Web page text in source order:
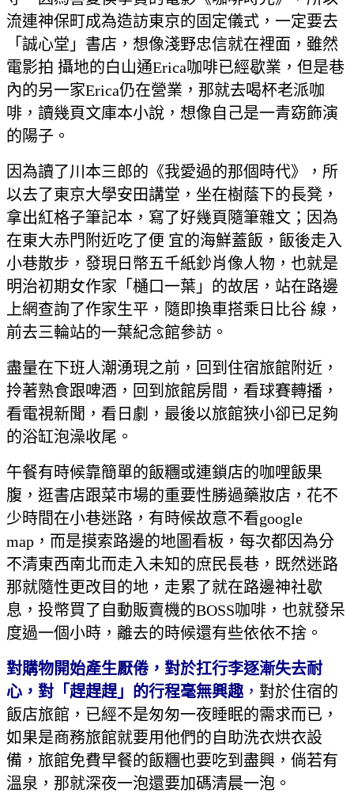
流連神保町成為造訪東京的固定儀式，一定要去
「誠心堂」書店，想像淺野忠信就在裡面，雖然
電影拍 攝地的白山通Erica咖啡已經歇業，但是巷
內的另一家Erica仍在營業，那就去喝杯老派咖
啡，讀幾頁文庫本小說，想像自己是一青窈飾演
的陽子。
因為讀了川本三郎的《我愛過的那個時代》，所
以去了東京大學安田講堂，坐在樹蔭下的長凳，
拿出紅格子筆記本，寫了好幾頁隨筆雜文；因為
在東大赤門附近吃了便 宜的海鮮蓋飯，飯後走入
小巷散步，發現日幣五千紙鈔肖像人物，也就是
明治初期女作家「樋口一葉」的故居，站在路邊
上網查詢了作家生平，隨即換車搭乘日比谷 線，
前去三輪站的一葉紀念館參訪。
盡量在下班人潮湧現之前，回到住宿旅館附近，
拎著熟食跟啤酒，回到旅館房間，看球賽轉播，
看電視新聞，看日劇，最後以旅館狹小卻已足夠
的浴缸泡澡收尾。
午餐有時候靠簡單的飯糰或連鎖店的咖哩飯果
腹，逛書店跟菜市場的重要性勝過藥妝店，花不
少時間在小巷迷路，有時候故意不看google
map，而是摸索路邊的地圖看板，每次都因為分
不清東西南北而走入未知的庶民長巷，既然迷路
那就隨性更改目的地，走累了就在路邊神社歇
息，投幣買了自動販賣機的BOSS咖啡，也就發呆
度過一個小時，離去的時候還有些依依不捨。
對購物開始產生厭倦，對於扛行李逐漸失去耐
心，對「趕趕趕」的行程毫無興趣， 對於住宿的
飯店旅館，已經不是匆匆一夜睡眠的需求而已，
如果是商務旅館就要用他們的自助洗衣烘衣設
備，旅館免費早餐的飯糰也要吃到盡興，倘若有
溫泉，那就深夜一泡還要加碼清晨一泡。